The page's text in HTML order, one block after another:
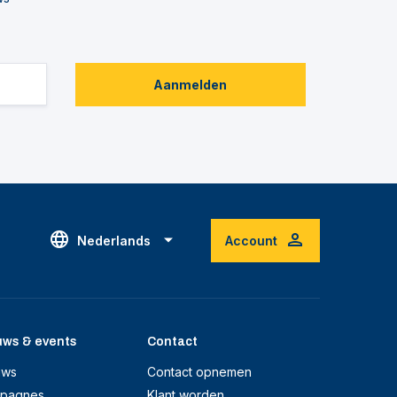
Aanmelden
Nederlands Account
& events Contact
Contact opnemen